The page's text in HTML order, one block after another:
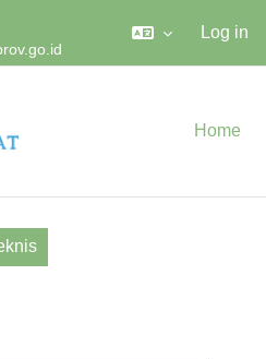
Log in
Home